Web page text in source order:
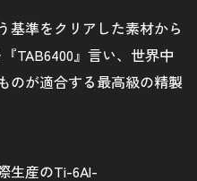
基準をクリアした素材から
TAB6400』言い、世界中
のが適合する最高級の精製
生産のTi-6Al-